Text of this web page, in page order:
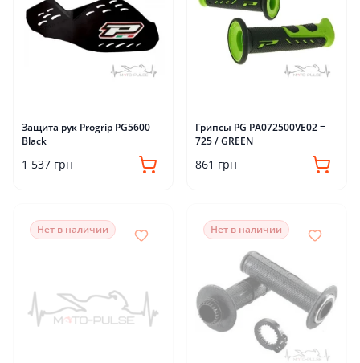
Защита рук Progrip PG5600
Black
1 537 грн
Грипсы PG PA072500VE02 =
725 / GREEN
861 грн
Нет в наличии Нет в наличии